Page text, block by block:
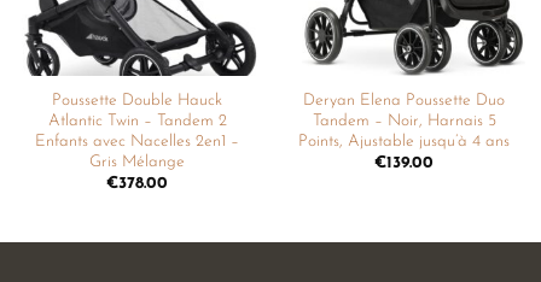
Poussette Double Hauck
Atlantic Twin – Tandem 2
Enfants avec Nacelles 2en1 –
Gris Mélange
€378.00
Deryan Elena Poussette Duo
Tandem – Noir, Harnais 5
Points, Ajustable jusqu’à 4 ans
€139.00